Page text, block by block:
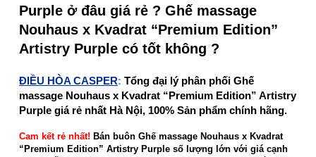
Purple ở đâu giá rẻ ? Ghế massage
Nouhaus x Kvadrat “Premium Edition”
Artistry Purple có tốt không ?
ĐIỀU HÒA CASPER: Tổng đại lý phân phối Ghế
massage Nouhaus x Kvadrat “Premium Edition” Artistry
Purple giá rẻ nhất Hà Nội, 100% Sản phẩm chính hãng.
Cam kết rẻ nhất! Bán buôn Ghế massage Nouhaus x Kvadrat
“Premium Edition” Artistry Purple số lượng lớn với giá cạnh